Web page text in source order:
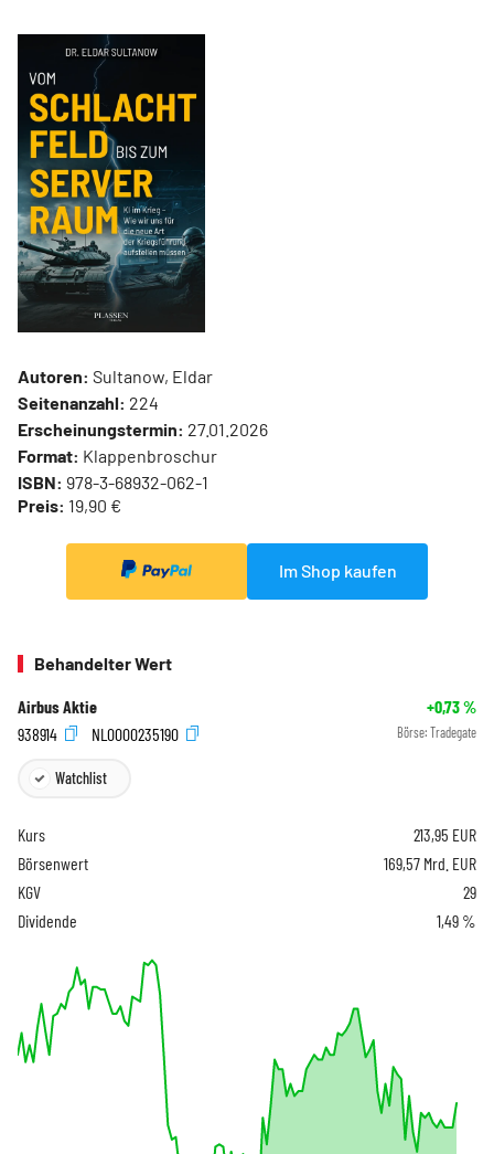
Autoren: Sultanow, Eldar
Seitenanzahl: 224
Erscheinungstermin: 27.01.2026
Format: Klappenbroschur
ISBN: 978-3-68932-062-1
Preis: 19,90 €
Im Shop kaufen
Behandelter Wert
Airbus Aktie +0,73%
938914
NL0000235190 Börse: Tradegate
Watchlist
Kurs 213,95 EUR
Börsenwert
169,57 Mrd. EUR
KGV
29
Dividende
1,49 %